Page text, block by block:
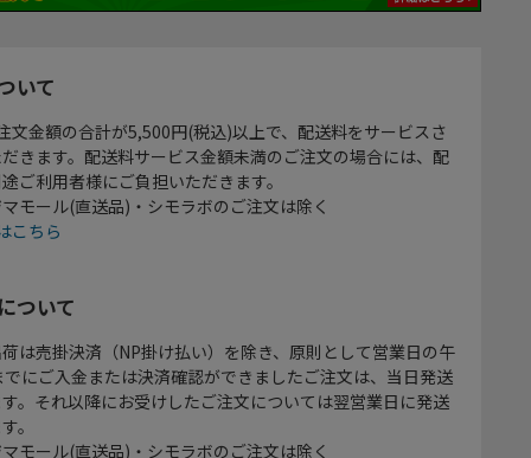
いて
文金額の合計が5,500円(税込)以上で、配送料をサービスさ
きます。配送料サービス金額未満のご注文の場合には、配
ご利用者様にご負担いただきます。
モール(直送品)・シモラボのご注文は除く
こちら
ついて
は売掛決済（NP掛け払い）を除き、原則として営業日の午
でにご入金または決済確認ができましたご注文は、当日発送
。それ以降にお受けしたご注文については翌営業日に発送
。
モール(直送品)・シモラボのご注文は除く